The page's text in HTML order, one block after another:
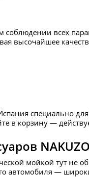
соблюдении всех
высочайшее
специально для
в корзину —
мойкой тут не
автомобиля —